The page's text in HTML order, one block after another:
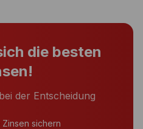
die besten
der Entscheidung
Zinsen sichern